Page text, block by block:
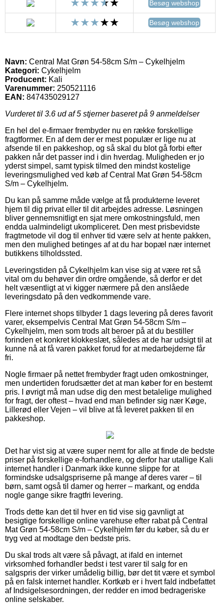
Besøg webshop
Besøg webshop
Navn: Central Mat Grøn 54-58cm S/m – Cykelhjelm
Kategori: Cykelhjelm
Producent: Kali
Varenummer: 250521116
EAN: 847435029127
Vurderet til 3.6 ud af 5 stjerner baseret på 9 anmeldelser
En hel del e-firmaer frembyder nu en række forskellige
fragtformer. En af dem der er mest populær er lige nu at
afsende til en pakkeshop, og så skal du blot gå forbi efter
pakken når det passer ind i din hverdag. Muligheden er jo
yderst simpel, samt typisk tilmed den mindst kostelige
leveringsmulighed ved køb af Central Mat Grøn 54-58cm
S/m – Cykelhjelm.
Du kan på samme måde vælge at få produkterne leveret
hjem til dig privat eller til dit arbejdes adresse. Løsningen
bliver gennemsnitligt en sjat mere omkostningsfuld, men
endda ualmindeligt ukompliceret. Den mest prisbevidste
fragtmetode vil dog til enhver tid være selv at hente pakken,
men den mulighed betinges af at du har bopæl nær internet
butikkens tilholdssted.
Leveringstiden på Cykelhjelm kan vise sig at være ret så
vital om du behøver din ordre omgående, så derfor er det
helt væsentligt at vi kigger nærmere på den anslåede
leveringsdato på den vedkommende vare.
Flere internet shops tilbyder 1 dags levering på deres favorit
varer, eksempelvis Central Mat Grøn 54-58cm S/m –
Cykelhjelm, men som trods alt beroer på at du bestiller
forinden et konkret klokkeslæt, således at de har udsigt til at
kunne nå at få varen pakket forud for at medarbejderne får
fri.
Nogle firmaer på nettet frembyder fragt uden omkostninger,
men undertiden forudsætter det at man køber for en bestemt
pris. I øvrigt må man udse dig den mest betalelige mulighed
for fragt, der oftest – hvad end man befinder sig nær Køge,
Lillerød eller Vejen – vil blive at få leveret pakken til en
pakkeshop.
Det har vist sig at være super nemt for alle at finde de bedste
priser på forskellige e-forhandlere, og derfor har utallige Kali
internet handler i Danmark ikke kunne slippe for at
formindske udsalgspriserne på mange af deres varer – til
børn, samt også til damer og herrer – markant, og endda
nogle gange sikre fragtfri levering.
Trods dette kan det til hver en tid vise sig gavnligt at
besigtige forskellige online varehuse efter rabat på Central
Mat Grøn 54-58cm S/m – Cykelhjelm før du køber, så du er
tryg ved at modtage den bedste pris.
Du skal trods alt være så påvagt, at ifald en internet
virksomhed forhandler bedst i test varer til salg for en
salgspris der virker umådelig billig, bør det tit være et symbol
på en falsk internet handler. Kortkøb er i hvert fald indbefattet
af Indsigelsesordningen, der redder en imod bedrageriske
online selskaber.